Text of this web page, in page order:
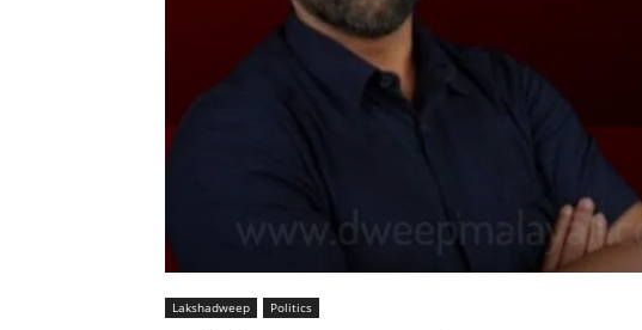
Lakshadweep Politics